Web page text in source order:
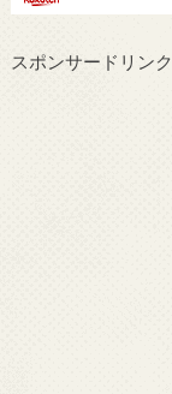
スポンサードリンク